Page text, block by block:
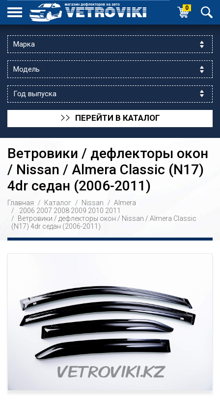
выходной
0
>> ПЕРЕЙТИ В КАТАЛОГ
Ветровики / дефлекторы окон
/ Nissan / Almera Classic (N17)
4dr седан (2006-2011)
Главная Каталог Nissan
Almera
2006 2007 2008 2009 2010 2011
Ветровики / дефлекторы окон / Nissan / Almera Classic
(N17) 4dr седан (2006-2011)